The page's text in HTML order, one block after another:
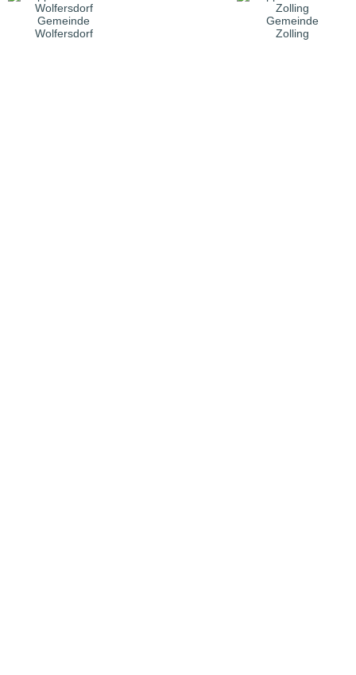
Gemeinde
Wolfersdorf
Gemeinde
Zolling